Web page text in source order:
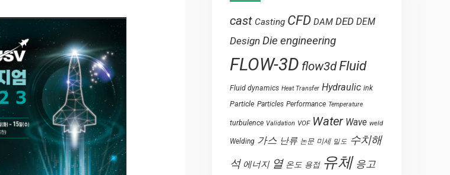
cast Casting CFD DAM DED DEM
Design Die engineering
FLOW-3D flow3dFluid
Fluid dynamics Heat Transfer Hydraulic ink
Particle Particles Performance Temperature
turbulence Validation VOF Water Wave weld
Welding 가스 난류 논문 미세 밀도 수치해
석 에너지 열 온도 용접 유체 응고